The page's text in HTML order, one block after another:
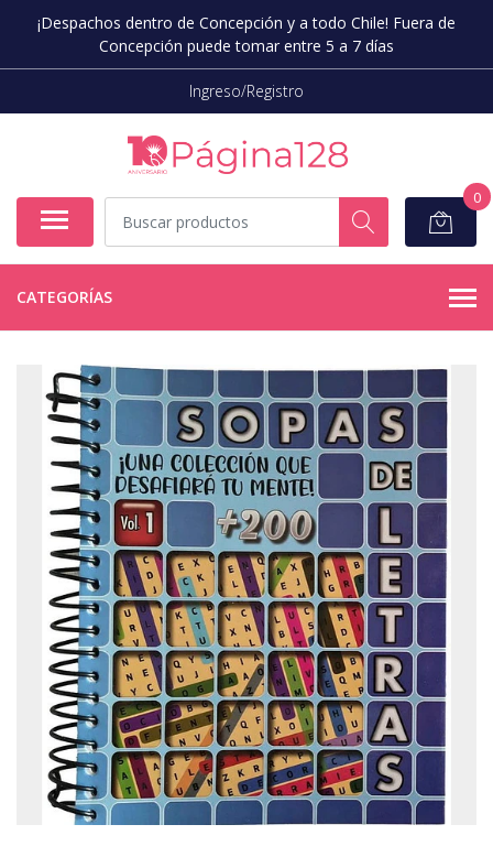
¡Despachos dentro de Concepción y a todo Chile! Fuera de
Concepción puede tomar entre 5 a 7 días
Ingreso/Registro
0
CATEGORÍAS